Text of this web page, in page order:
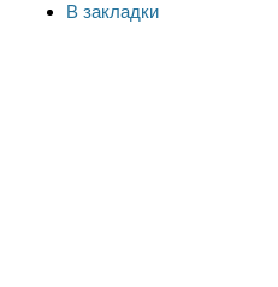
В закладки